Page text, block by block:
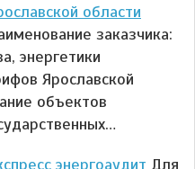
области
заказчика:
энергетики
Ярославской
объектов
энергоаудит Для